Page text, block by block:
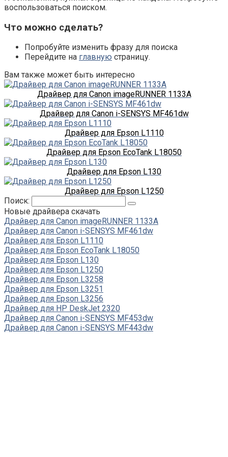
воспользоваться поиском.
Что можно сделать?
Попробуйте изменить фразу для поиска
Перейдите на главную страницу.
Вам также может быть интересно
Драйвер для Canon imageRUNNER 1133A
Драйвер для Canon i-SENSYS MF461dw
Драйвер для Epson L1110
Драйвер для Epson EcoTank L18050
Драйвер для Epson L130
Драйвер для Epson L1250
Поиск:
Новые драйвера скачать
Драйвер для Canon imageRUNNER 1133A
Драйвер для Canon i-SENSYS MF461dw
Драйвер для Epson L1110
Драйвер для Epson EcoTank L18050
Драйвер для Epson L130
Драйвер для Epson L1250
Драйвер для Epson L3258
Драйвер для Epson L3251
Драйвер для Epson L3256
Драйвер для HP DeskJet 2320
Драйвер для Canon i-SENSYS MF453dw
Драйвер для Canon i-SENSYS MF443dw